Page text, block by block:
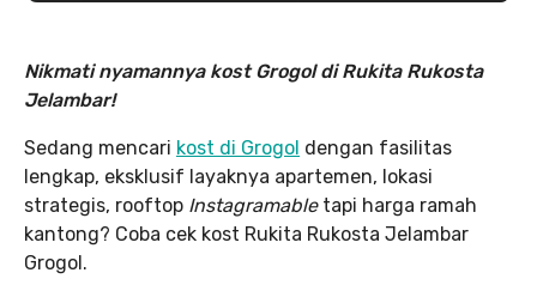
Nikmati nyamannya kost Grogol di Rukita Rukosta
Jelambar!
Sedang mencari kost di Grogol dengan fasilitas
lengkap, eksklusif layaknya apartemen, lokasi
strategis, rooftop Instagramable tapi harga ramah
kantong? Coba cek kost Rukita Rukosta Jelambar
Grogol.